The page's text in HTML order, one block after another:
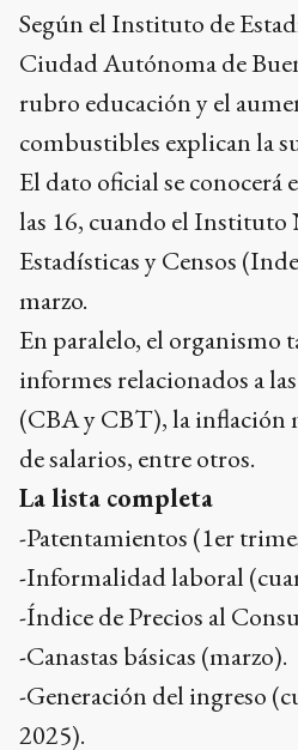
Según el Instituto de
Ciudad Autónoma de
rubro educación y el
combustibles explican la
El dato oficial se conocerá
las 16, cuando el Instituto
Estadísticas y Censos
marzo.
En paralelo, el organismo
informes relacionados a
(CBA y CBT), la inflación
de salarios, entre otros.
La lista completa
-Patentamientos (1er
-Informalidad laboral
-Índice de Precios al
-Canastas básicas (marzo).
-Generación del ingreso
2025).